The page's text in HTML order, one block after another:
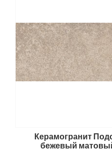
Керамогранит
бежевый